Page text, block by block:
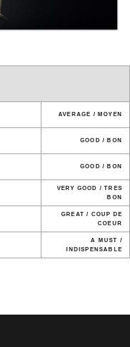
AVERAGE / MOYEN
GOOD / BON
GOOD / BON
VERY GOOD / TRES
BON
GREAT / COUP DE
COEUR
A MUST /
INDISPENSABLE